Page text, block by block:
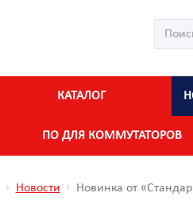
КАТАЛОГ
ПО ДЛЯ КОММУТАТОРОВ
Новости Новинка от